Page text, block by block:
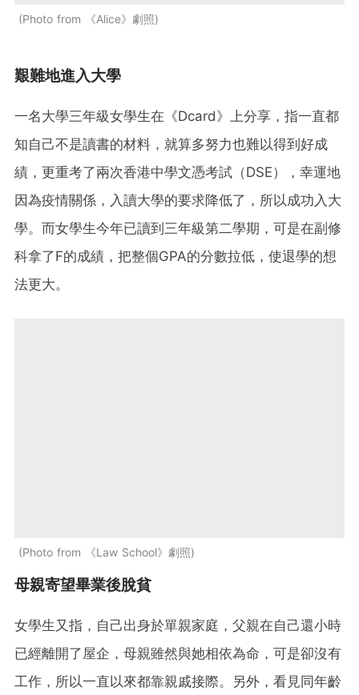
Photo from 《Alice》劇照
艱難地進入大學
一名大學三年級女學生在《Dcard》上分享，指一直都
知自己不是讀書的材料，就算多努力也難以得到好成
績，更重考了兩次香港中學文憑考試（DSE），幸運地
因為疫情關係，入讀大學的要求降低了，所以成功入大
學。而女學生今年已讀到三年級第二學期，可是在副修
科拿了F的成績，把整個GPA的分數拉低，使退學的想
法更大。
Photo from 《Law School》劇照
母親寄望畢業後脫貧
女學生又指，自己出身於單親家庭，父親在自己還小時
已經離開了屋企，母親雖然與她相依為命，可是卻沒有
工作，所以一直以來都靠親戚接際。另外，看見同年齡